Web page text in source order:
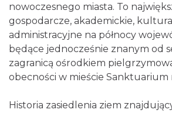
nowoczesnego miasta. To
gospodarcze, akademickie,
administracyjne na północy
będące jednocześnie znanym od
zagranicą ośrodkiem
obecności w mieście Sanktuarium
Historia zasiedlenia ziem